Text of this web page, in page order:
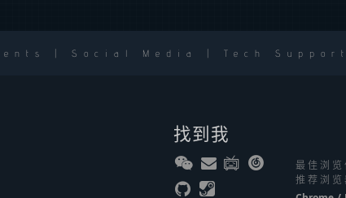
| Social Media | Tech Support
找到我
最佳浏览
推荐浏览